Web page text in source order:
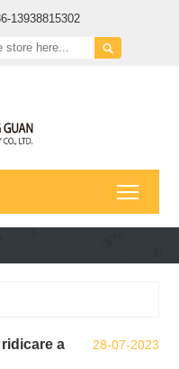
13938815302

a
28-07-2023